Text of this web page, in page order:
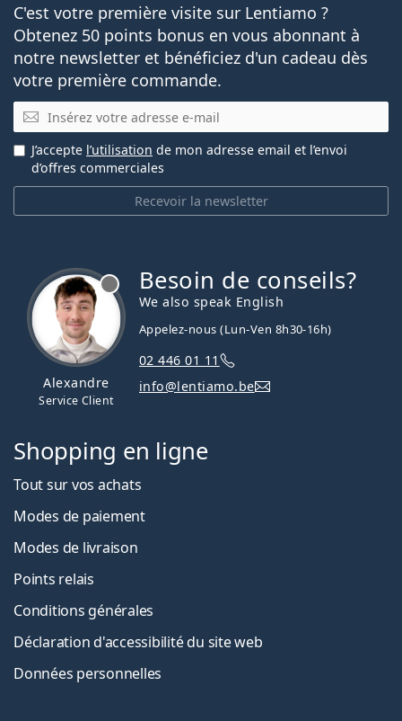
C'est votre première visite sur Lentiamo ?
Obtenez 50 points bonus en vous abonnant à
notre newsletter et bénéficiez d'un cadeau dès
votre première commande.
E-mail
Recevoir la newsletter
J’accepte l’utilisation de mon adresse email et l’envoi
d’offres commerciales
Alexandre
Service Client
Besoin de conseils?
We also speak English
Appelez-nous (Lun-Ven 8h30-16h)
02 446 01 11
info@lentiamo.be
Shopping en ligne
Tout sur vos achats
Modes de paiement
Modes de livraison
Points relais
Conditions générales
Déclaration d'accessibilité du site web
Données personnelles